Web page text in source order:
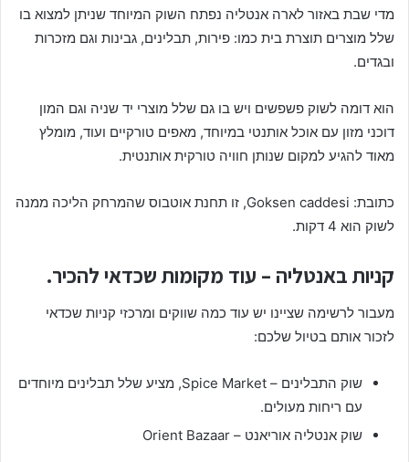
מדי שבת באזור לארה אנטליה נפתח השוק המיוחד שניתן למצוא בו
שלל מוצרים תוצרת בית כמו: פירות, תבלינים, גבינות וגם מזכרות
ובגדים.
הוא דומה לשוק פשפשים ויש בו גם שלל מוצרי יד שניה וגם המון
דוכני מזון עם אוכל אותנטי במיוחד, מאפים טורקיים ועוד, מומלץ
מאוד להגיע למקום שנותן חוויה טורקית אותנטית.
כתובת: Goksen caddesi, זו תחנת אוטבוס שהמרחק הליכה ממנה
לשוק הוא 4 דקות.
קניות באנטליה – עוד מקומות שכדאי להכיר.
מעבור לרשימה שציינו יש עוד כמה שווקים ומרכזי קניות שכדאי
לזכור אותם בטיול שלכם:
שוק התבלינים – Spice Market, מציע שלל תבלינים מיוחדים
עם ריחות מעולים.
שוק אנטליה אוריאנט – Orient Bazaar